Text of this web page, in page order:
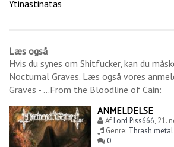
Ytinastinatas
Læs også
Hvis du synes om Shitfucker, kan du
Nocturnal Graves. Læs også vores
Graves - ...From the Bloodline of Cain:
ANMELDELSE
AfLord Piss666, 21.
Genre: Thrash metal
0